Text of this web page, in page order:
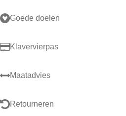
Goede doelen
Klavervierpas
Maatadvies
Retourneren